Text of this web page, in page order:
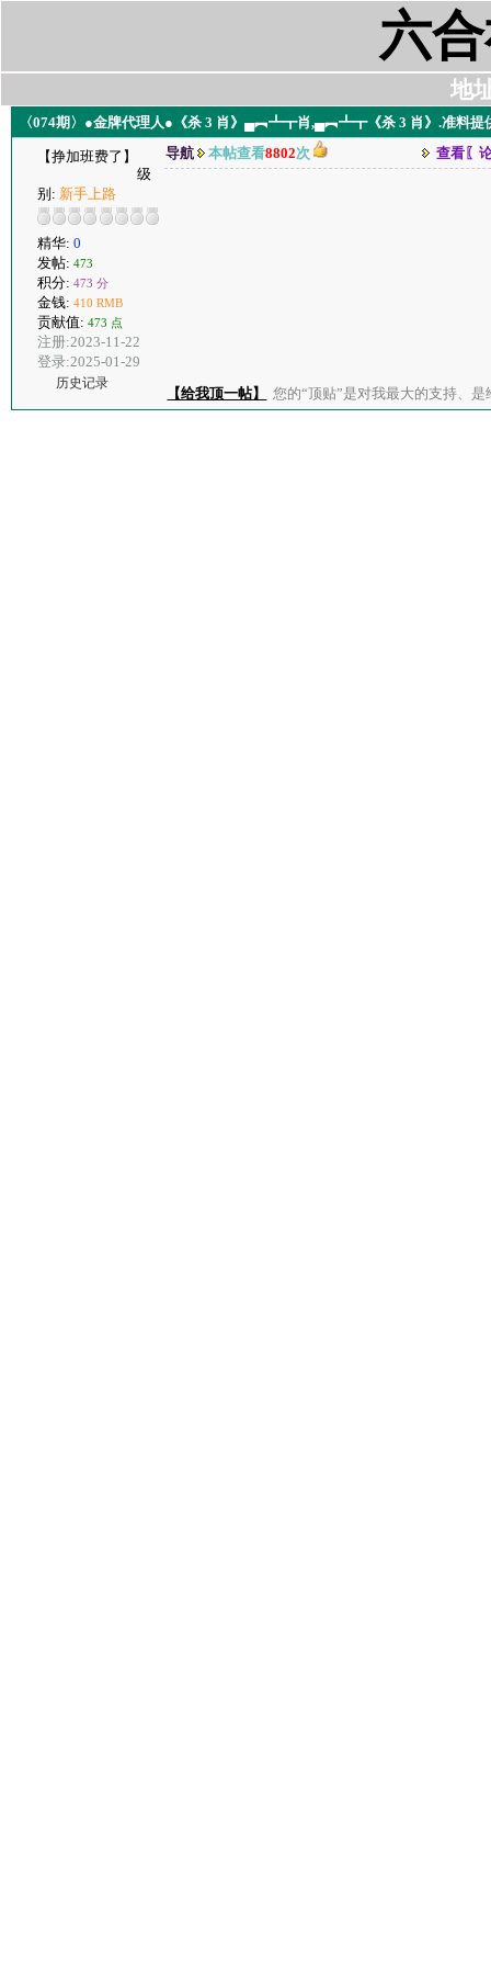
六
地
〈074期〉●金牌代理人●《杀 3 肖》▄︻┻┳肖,▄︻┻┳《杀 3 肖》.准料提
【挣加班费了】
级
别: 新手上路
精华: 0
发帖: 473
积分: 473 分
金钱: 410 RMB
贡献值: 473 点
注册:2023-11-22
登录:2025-01-29
历史记录
导航 本帖查看8802次 查看〖
【给我顶一帖】 您的“顶贴”是对我最大的支持、